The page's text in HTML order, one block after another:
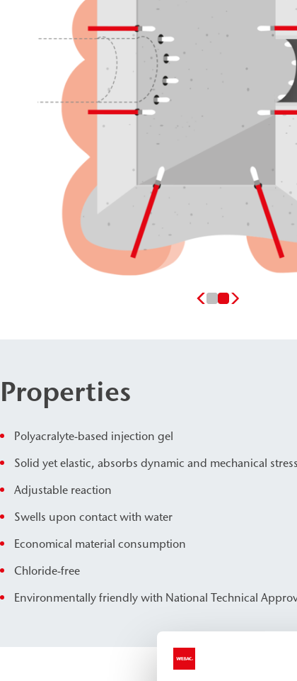
Properties
Polyacralyte-based injection gel
Solid yet elastic, absorbs dynamic and mechanical stress
Adjustable reaction
Swells upon contact with water
Economical material consumption
Chloride-free
Environmentally friendly with National Technical